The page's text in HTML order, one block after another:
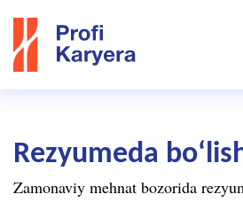
Rezyumeda
Zamonaviy mehnat bozorida